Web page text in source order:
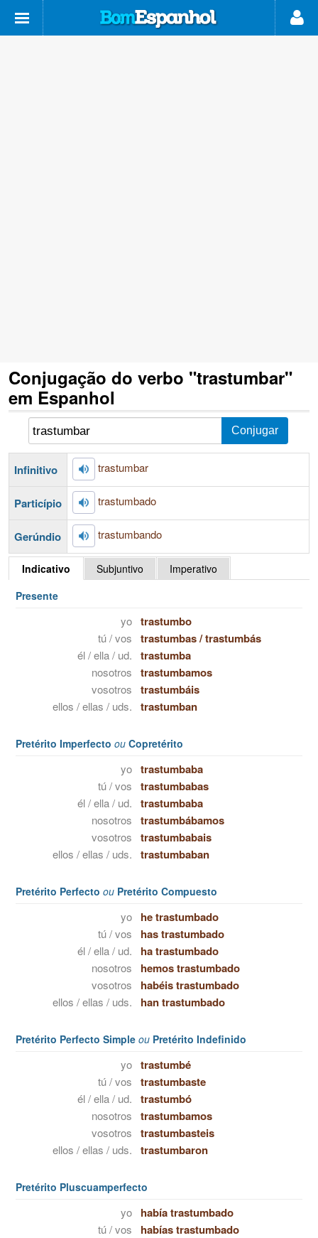
Conjugação do verbo "trastumbar"
em Espanhol
Infinitivo trastumbar
Particípio trastumbado
Gerúndio trastumbando
Indicativo Subjuntivo
Imperativo
Presente
yo trastumbo
tú / vos trastumbas/trastumbás
él / ella / ud. trastumba
nosotros trastumbamos
vosotros trastumbáis
ellos / ellas / uds. trastumban
Pretérito Imperfecto ou Copretérito
yo trastumbaba
tú / vos trastumbabas
él / ella / ud. trastumbaba
nosotros trastumbábamos
vosotros trastumbabais
ellos / ellas / uds. trastumbaban
Pretérito Perfecto ou Pretérito Compuesto
yo he trastumbado
tú / vos has trastumbado
él / ella / ud. ha trastumbado
nosotros hemos trastumbado
vosotros habéis trastumbado
ellos / ellas / uds. han trastumbado
Pretérito Perfecto Simple ou Pretérito Indefinido
yo trastumbé
tú / vos trastumbaste
él / ella / ud. trastumbó
nosotros trastumbamos
vosotros trastumbasteis
ellos / ellas / uds. trastumbaron
Pretérito Pluscuamperfecto
yo había trastumbado
tú / vos habías trastumbado